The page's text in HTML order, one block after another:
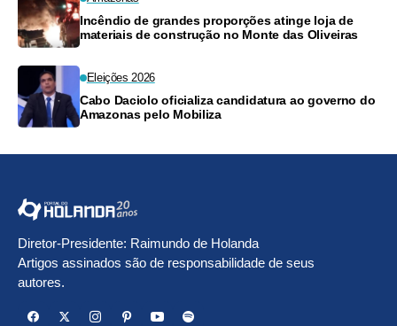
Incêndio de grandes proporções atinge loja de
materiais de construção no Monte das Oliveiras
Eleições 2026
Cabo Daciolo oficializa candidatura ao governo do
Amazonas pelo Mobiliza
Diretor-Presidente: Raimundo de Holanda
Artigos assinados são de responsabilidade de seus
autores.